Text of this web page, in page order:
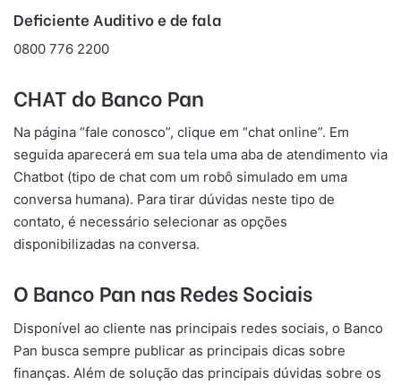
Deficiente Auditivo e de fala
0800 776 2200
CHAT do Banco Pan
Na página “fale conosco”, clique em “chat online”. Em
seguida aparecerá em sua tela uma aba de atendimento via
Chatbot (tipo de chat com um robô simulado em uma
conversa humana). Para tirar dúvidas neste tipo de
contato, é necessário selecionar as opções
disponibilizadas na conversa.
O Banco Pan nas Redes Sociais
Disponível ao cliente nas principais redes sociais, o Banco
Pan busca sempre publicar as principais dicas sobre
finanças. Além de solução das principais dúvidas sobre os